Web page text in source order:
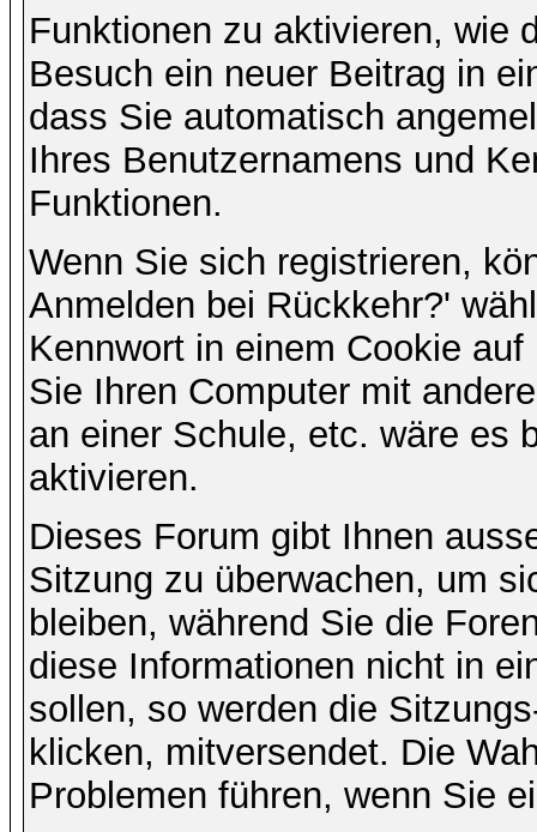
Funktionen zu aktivieren, wie
Besuch ein neuer Beitrag in
dass Sie automatisch
Ihres Benutzernamens und
Funktionen.
Wenn Sie sich registrieren,
Anmelden bei Rückkehr?'
Kennwort in einem Cookie
Sie Ihren Computer mit
an einer Schule, etc. wäre es
aktivieren.
Dieses Forum gibt Ihnen
Sitzung zu überwachen, um
bleiben, während Sie die
diese Informationen nicht in
sollen, so werden die
klicken, mitversendet. Die
Problemen führen, wenn Sie